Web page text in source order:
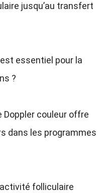
jusqu’au transfert
essentiel pour la
?
Doppler couleur offre
dans les programmes
folliculaire